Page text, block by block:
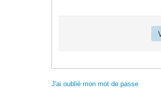
J'ai oublié mon mot de passe